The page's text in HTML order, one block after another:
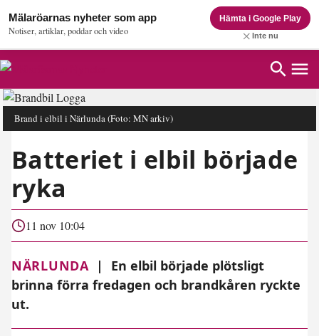
Mälaröarnas nyheter som app
Notiser, artiklar, poddar och video
Hämta i Google Play
Inte nu
Brand i elbil i Närlunda(Foto: MN arkiv)
Batteriet i elbil började
ryka
11 nov 10:04
NÄRLUNDA |
En elbil började plötsligt
brinna förra fredagen och brandkåren ryckte
ut.